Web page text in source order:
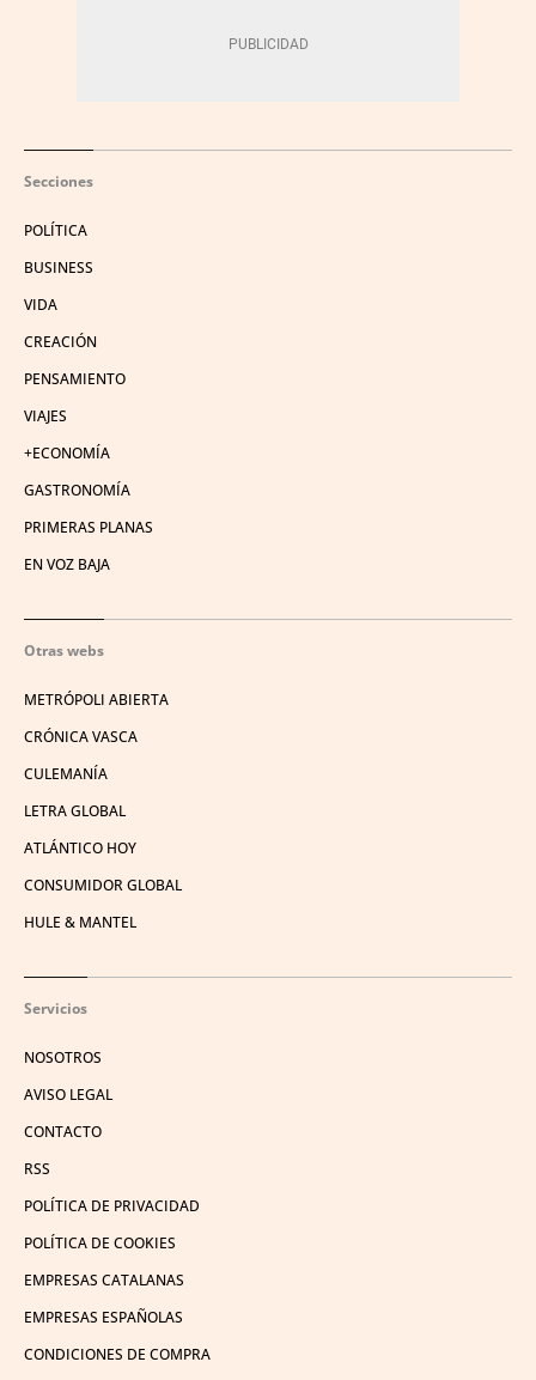
Secciones
POLÍTICA
BUSINESS
VIDA
CREACIÓN
PENSAMIENTO
VIAJES
+ECONOMÍA
GASTRONOMÍA
PRIMERAS PLANAS
EN VOZ BAJA
Otras webs
METRÓPOLI ABIERTA
CRÓNICA VASCA
CULEMANÍA
LETRA GLOBAL
ATLÁNTICO HOY
CONSUMIDOR GLOBAL
HULE & MANTEL
Servicios
NOSOTROS
AVISO LEGAL
CONTACTO
RSS
POLÍTICA DE PRIVACIDAD
POLÍTICA DE COOKIES
EMPRESAS CATALANAS
EMPRESAS ESPAÑOLAS
CONDICIONES DE COMPRA